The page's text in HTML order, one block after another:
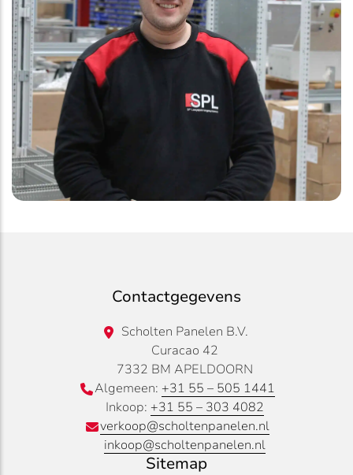
Contactgegevens
Scholten Panelen B.V.
Curacao 42
7332 BM APELDOORN
Algemeen: +31 55 – 505 1441
Inkoop: +31 55 – 303 4082
verkoop@scholtenpanelen.nl
inkoop@scholtenpanelen.nl
Sitemap